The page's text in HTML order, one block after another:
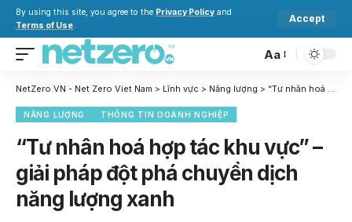
By using this site, you agree to the Privacy Policy and
Terms of Use.
Accept
Aa
NetZero.VN - Net Zero Viet Nam > Lĩnh vực > Năng lượng > “Tư nhân hoá hợp tác khu vực” – giải pháp đột phá chuyển dịch năng lượng xanh
NĂNG LƯỢNG THÔNG TIN DOANH NGHIỆP
“Tư nhân hoá hợp tác khu vực” –
giải pháp đột phá chuyển dịch
năng lượng xanh